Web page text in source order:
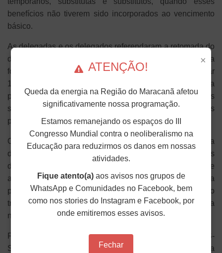
benefícios não tiverem sido incorporados ao vencimento
básico.
As delegadas e os delegados referendaram a retomada do
debate no ANDES-SN, bem como no Fonasefe, para
fortalecer a luta contra o Projeto de Lei Complementar
189/2021, que propõe transferir ao INSS a competência
para conceder e manter aposentadorias e pensões das
servidoras e dos servidores das autarquias e fundações
públicas federais.
Outro encaminhamento aprovado prevê a ampla
divulgação dos resultados da enquete sobre as condições
de trabalho e saúde da categoria, com o objetivo de
aprofundar as análises e evidenciar o avanço da
precarização. As seções sindicais também deverão
trabalhar os dados em âmbito local, avaliando a
necessidade de ampliar a pesquisa.
Foi deliberada, ainda, a resolução que orienta o ANDES-
SN, em conjunto com o Fonasefe, a intensificar a luta pela
×
ATENÇÃO!
Queda da energia na Região do Maracanã afetou
significativamente nossa programação.
Estamos remanejando os espaços do III
Congresso Mundial contra o neoliberalismo na
Educação para reduzirmos os danos em nossas
atividades.
Fique atento(a)aos avisos nos grupos de
WhatsApp e Comunidades no Facebook, bem
como nos stories do Instagram e Facebook, por
onde emitiremos esses avisos.
Fechar